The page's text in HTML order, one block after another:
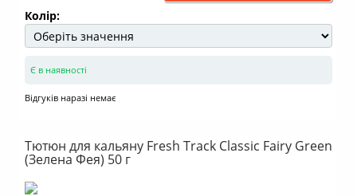
Колір:
Є в наявності
Відгуків наразі немає
Тютюн для кальяну Fresh Track Classic Fairy Green
(Зелена Фея) 50 г